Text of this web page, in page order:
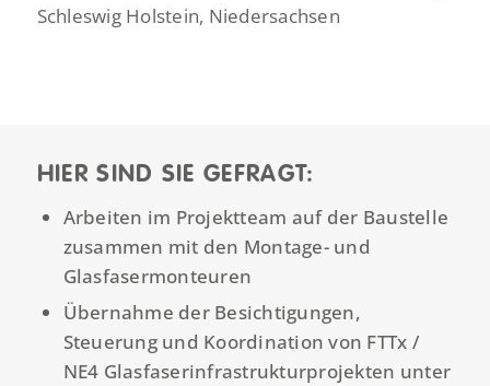
Schleswig Holstein, Niedersachsen
HIER SIND SIE GEFRAGT:
Arbeiten im Projektteam auf der Baustelle
zusammen mit den Montage- und
Glasfasermonteuren
Übernahme der Besichtigungen,
Steuerung und Koordination von FTTx /
NE4 Glasfaserinfrastrukturprojekten unter